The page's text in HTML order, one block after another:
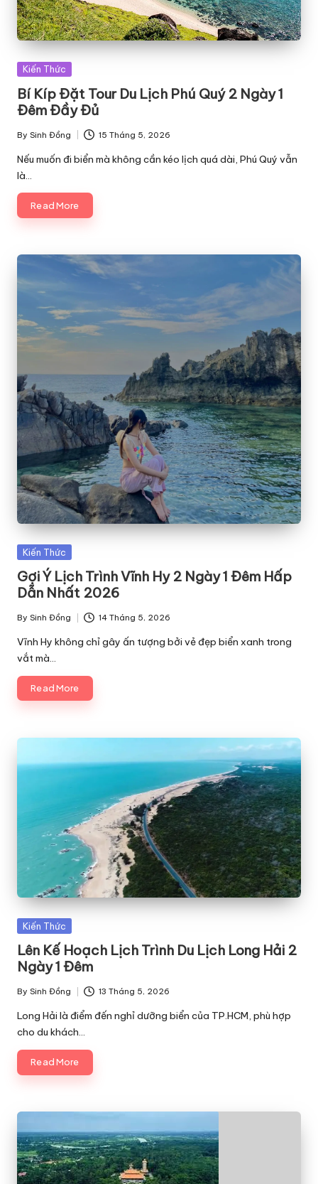
Posted
Kiến Thức
Bí Kíp Đặt Tour Du Lịch Phú Quý 2 Ngày 1
Đêm Đầy Đủ
Posted
by
By Sinh Đồng 15 Tháng 5, 2026
Nếu muốn đi biển mà không cần kéo lịch quá dài, Phú Quý vẫn
là…
Read More
Posted
Kiến Thức
Gợi Ý Lịch Trình Vĩnh Hy 2 Ngày 1 Đêm Hấp
Dẫn Nhất 2026
Posted
by
By Sinh Đồng 14 Tháng 5, 2026
Vĩnh Hy không chỉ gây ấn tượng bởi vẻ đẹp biển xanh trong
vắt mà…
Read More
Posted
Kiến Thức
Lên Kế Hoạch Lịch Trình Du Lịch Long Hải 2
Ngày 1 Đêm
Posted
by
By Sinh Đồng 13 Tháng 5, 2026
Long Hải là điểm đến nghỉ dưỡng biển của TP.HCM, phù hợp
cho du khách…
Read More